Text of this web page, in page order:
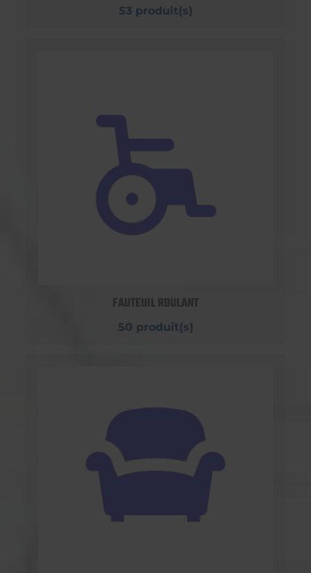
53 produit(s)
FAUTEUIL ROULANT
50 produit(s)